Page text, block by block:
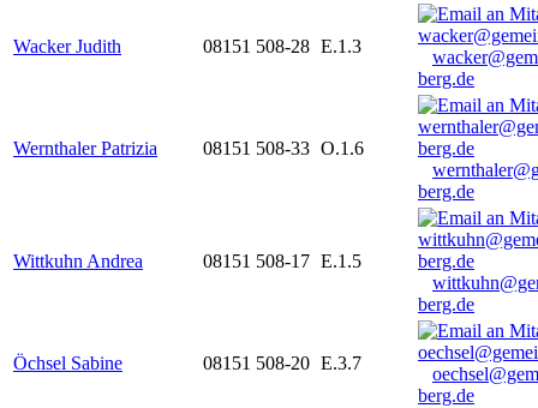
Wacker Judith 08151 508-28 E.1.3
berg.de
Wernthaler Patrizia 08151 508-33 O.1.6
berg.de
Wittkuhn Andrea 08151 508-17 E.1.5
berg.de
Öchsel Sabine 08151 508-20 E.3.7
berg.de